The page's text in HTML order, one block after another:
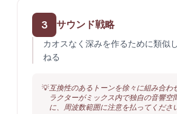
3 サウンド戦略
カオスなく深みを作るために類似
ねる
💡互換性のあるトーンを徐々に組み合わ
ラクターがミックス内で独自の音響空
に、周波数範囲に注意を払ってください